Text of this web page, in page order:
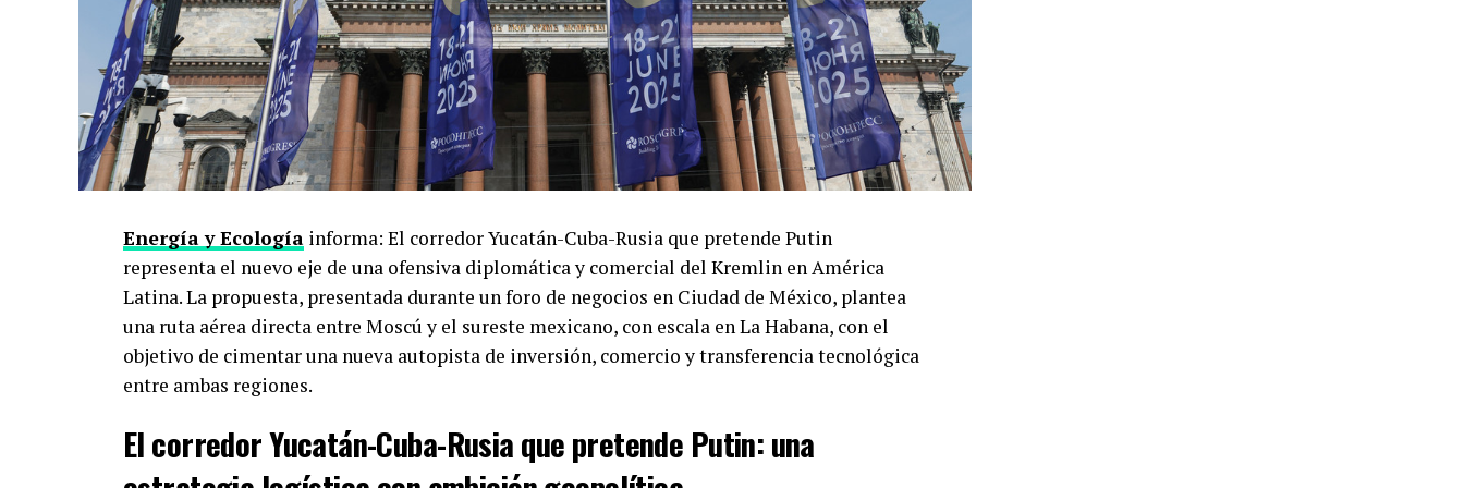
Los analistas manejan tres escenarios. Lo más probable: reapertura de canales de
comunicación entre equipos económicos y de seguridad, con algún anuncio menor en
aranceles o controles de exportación. El más optimista: compromisos en inteligencia
artificial militar y un entendimiento para no escalar en Taiwán. Lo más oscuro: Trump llega
con tono maximalista, Xi no cede, y el resultado son nuevas sanciones financieras contra
empresas chinas ligadas a Irán.
El resto del mundo a la expectativa
Europa observa sin voto. América Latina, que exporta materias primas a China y depende de
la arquitectura de seguridad estadounidense, carga con la incertidumbre de ambos lados.
Cada punto que no se resuelva en Pekín esta semana reaparecerá en otra capital, con otro
precio.
Mantente actualizado con las noticias más relevantes conEnergía y Ecología.
Energía y Ecología informa: El corredor Yucatán-Cuba-Rusia que pretende Putin
representa el nuevo eje de una ofensiva diplomática y comercial del Kremlin en América
Latina. La propuesta, presentada durante un foro de negocios en Ciudad de México, plantea
una ruta aérea directa entre Moscú y el sureste mexicano, con escala en La Habana, con el
objetivo de cimentar una nueva autopista de inversión, comercio y transferencia tecnológica
entre ambas regiones.
El corredor Yucatán-Cuba-Rusia que pretende Putin: una